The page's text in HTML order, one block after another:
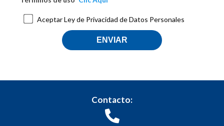
Aceptar Ley de Privacidad de Datos Personales
Contacto: